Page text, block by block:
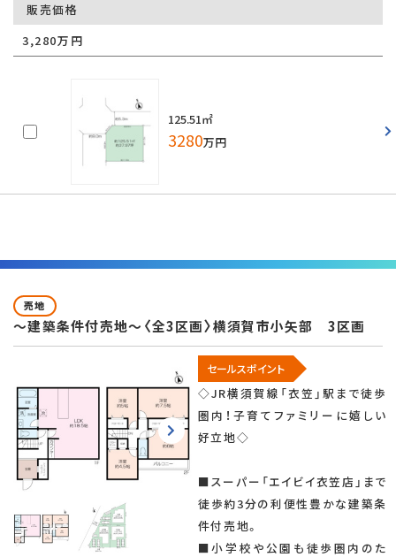
販売価格
3,280万円
125.51㎡
3280万円
売地
～建築条件付売地～〈全3区画〉横須賀市小矢部 3区画
セールスポイント
◇JR横須賀線「衣笠」駅まで徒歩
圏内！子育てファミリーに嬉しい
好立地◇
■スーパー「エイビイ衣笠店」まで
徒歩約3分の利便性豊かな建築条
件付売地。
■小学校や公園も徒歩圏内のた